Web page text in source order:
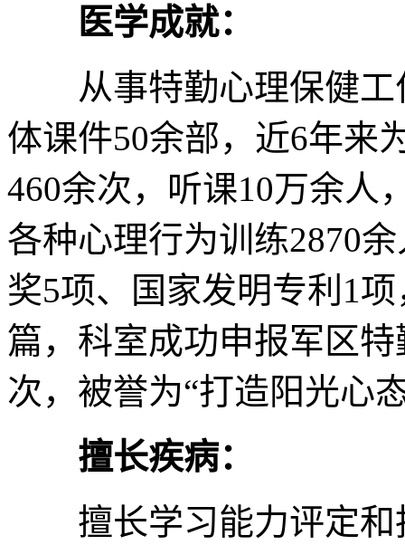
医学成就：
从事特勤心理保健工
体课件50余部，近6年来
460余次，听课10万余人
各种心理行为训练2870
奖5项、国家发明专利1
篇，科室成功申报军区
次，被誉为“打造阳光心
擅长疾病：
擅长学习能力评定和